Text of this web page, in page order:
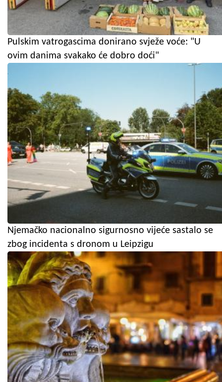
Pulskim vatrogascima donirano svježe voće: "U
ovim danima svakako će dobro doći"
Njemačko nacionalno sigurnosno vijeće sastalo se
zbog incidenta s dronom u Leipzigu